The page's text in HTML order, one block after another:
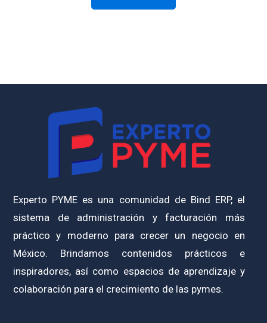
Experto PYME es una comunidad de Bind ERP, el
sistema de administración y facturación más
práctico y moderno para crecer un negocio en
México. Brindamos contenidos prácticos e
inspiradores, así como espacios de aprendizaje y
colaboración para el crecimiento de las pymes.